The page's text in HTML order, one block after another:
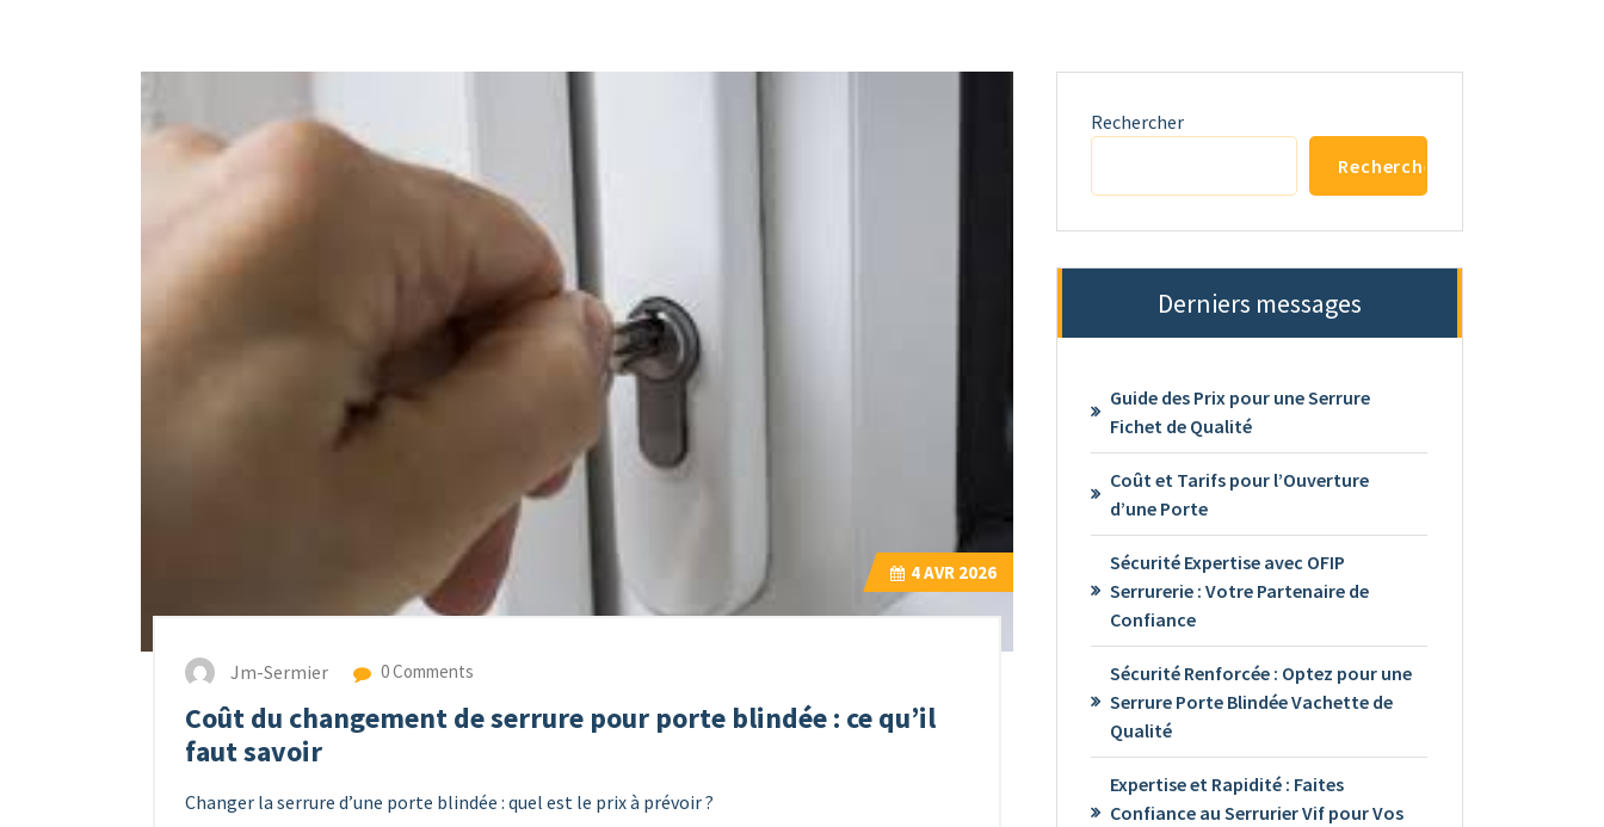
4AVR 2026
Jm-Sermier 0 Comments
Coût du changement de serrure pour porte blindée : ce qu’il
faut savoir
Changer la serrure d’une porte blindée : quel est le prix à prévoir ?
Rechercher
Rechercher
Derniers messages
Guide des Prix pour une Serrure
Fichet de Qualité
Coût et Tarifs pour l’Ouverture
d’une Porte
Sécurité Expertise avec OFIP
Serrurerie : Votre Partenaire de
Confiance
Sécurité Renforcée : Optez pour une
Serrure Porte Blindée Vachette de
Qualité
Expertise et Rapidité : Faites
Confiance au Serrurier Vif pour Vos